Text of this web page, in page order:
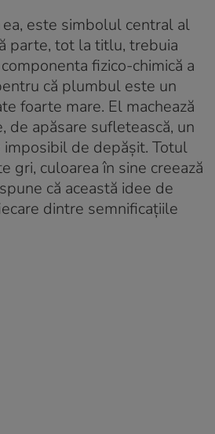
este simbolul central al
parte, tot la titlu, trebuia
fizico-chimică a
că plumbul este un
foarte mare. El machează
de apăsare sufletească, un
imposibil de depășit. Totul
gri, culoarea în sine creează
că această idee de
dintre semnificațiile